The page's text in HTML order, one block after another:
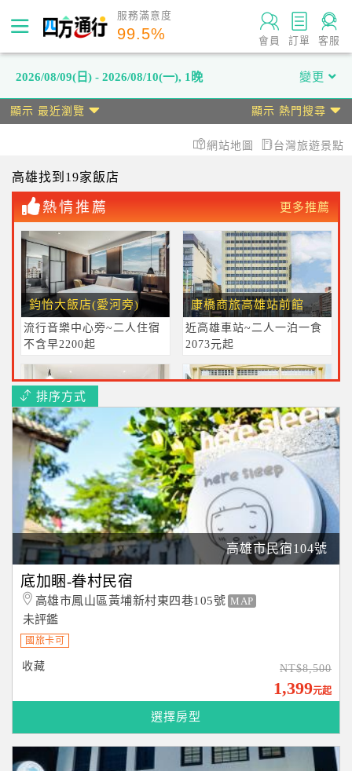
服務滿意度
99.5% 會員 訂單 客服
2026/08/09(日) - 2026/08/10(一), 1晚 變更
顯示 最近瀏覽 顯示 熱門搜尋
網站地圖 台灣旅遊景點
高雄找到19家飯店
熱情推薦 更多推薦
鈞怡大飯店(愛河旁)
流行音樂中心旁~二人住宿
不含早2200起
康橋商旅高雄站前館
近高雄車站~二人一泊一食
2073元起
阡陌一舍UNS
住進駁二的最浪漫住宿二人
2180元起
康橋商旅覺民館
超優~2人住宿+豐盛早餐
+晚點心2232元起
近左營高鐵~兩人一泊一食
$1439起
近旗山老街~2人住宿不含早
宮賞藝術大飯店(近捷運站)
$2580起
種子商旅(近文化中心、高師大)
850元起
排序方式
高雄市民宿104號
底加睏-眷村民宿
高雄市鳳山區黃埔新村東四巷105號 MAP
未評鑑
國旅卡可
收藏 NT$8,500
1,399元起
選擇房型